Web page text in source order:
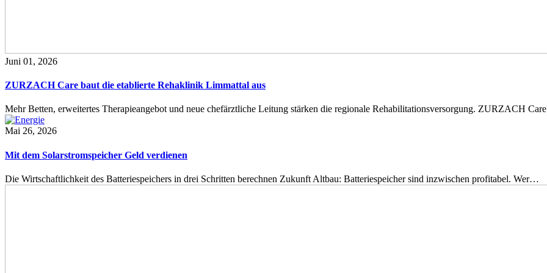
Juni 01, 2026
ZURZACH Care baut die etablierte Rehaklinik Limmattal aus
Mehr Betten, erweitertes Therapieangebot und neue chefärztliche Leitung stärken die regionale Rehabilitationsversorgung. ZURZACH
Mai 26, 2026
Mit dem Solarstromspeicher Geld verdienen
Die Wirtschaftlichkeit des Batteriespeichers in drei Schritten berechnen Zukunft Altbau: Batteriespeicher sind inzwischen profitabel. Wer…